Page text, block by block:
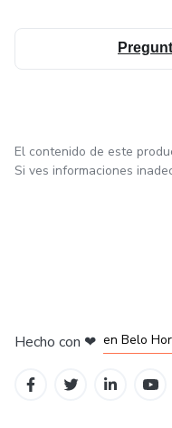
El contenido de este
Si ves informaciones
Hecho con ❤ en Belo